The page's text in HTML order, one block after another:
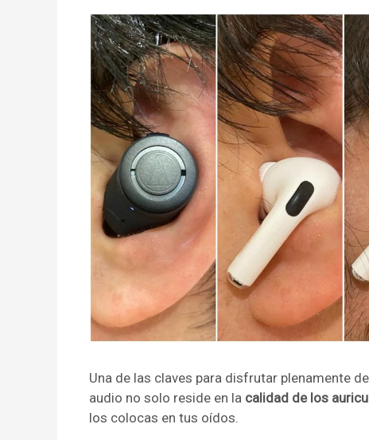
Una de las claves para disfrutar plenamente
audio no solo reside en la calidad de los
los colocas en tus oídos.